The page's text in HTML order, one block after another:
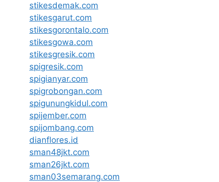
stikesdemak.com
stikesgarut.com
stikesgorontalo.com
stikesgowa.com
stikesgresik.com
spigresik.com
spigianyar.com
spigrobongan.com
spigunungkidul.com
spijember.com
spijombang.com
dianflores.id
sman48jkt.com
sman26jkt.com
sman03semarang.com